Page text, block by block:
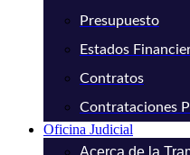
Presupuesto
Estados
Contratos
Contrataciones
Oficina Judicial
Acerca de la